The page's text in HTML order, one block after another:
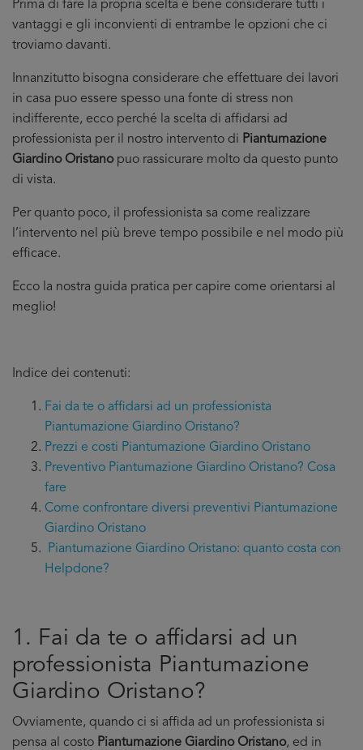
Prima di fare la propria scelta è bene considerare tutti i
vantaggi e gli inconvienti di entrambe le opzioni che ci
troviamo davanti.
Innanzitutto bisogna considerare che effettuare dei lavori
in casa puo essere spesso una fonte di stress non
indifferente, ecco perché la scelta di affidarsi ad
professionista per il nostro intervento di Piantumazione
Giardino Oristano puo rassicurare molto da questo punto
di vista.
Per quanto poco, il professionista sa come realizzare
l’intervento nel più breve tempo possibile e nel modo più
efficace.
Ecco la nostra guida pratica per capire come orientarsi al
meglio!
Indice dei contenuti:
Fai da te o affidarsi ad un professionista
Piantumazione Giardino Oristano?
Prezzi e costi Piantumazione Giardino Oristano
Preventivo Piantumazione Giardino Oristano? Cosa
fare
Come confrontare diversi preventivi Piantumazione
Giardino Oristano
Piantumazione Giardino Oristano: quanto costa con
Helpdone?
1. Fai da te o affidarsi ad un
professionista Piantumazione
Giardino Oristano?
Ovviamente, quando ci si affida ad un professionista si
pensa al costo Piantumazione Giardino Oristano, ed in